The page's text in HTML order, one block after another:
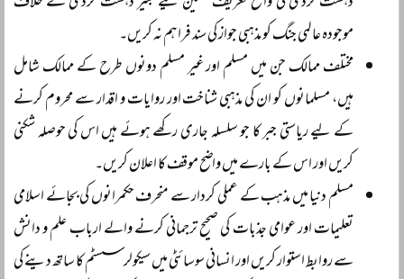
موجودہ عالمی جنگ کو مذہبی جواز کی سند فراہم نہ کریں۔
مختلف ممالک جن میں مسلم اور غیر مسلم دونوں طرح کے ممالک شامل
ہیں، مسلمانوں کو ان کی مذہبی شناخت اور روایات و اقدار سے محروم کرنے
کے لیے ریاستی جبر کا جو سلسلہ جاری رکھے ہوئے ہیں اس کی حوصلہ شکنی
کریں اور اس کے بارے میں واضح موقف کا اعلان کریں۔
مسلم دنیا میں مذہب کے عملی کردار سے منحرف حکمرانوں کی بجائے اسلامی
تعلیمات اور عوامی جذبات کی صحیح ترجمانی کرنے والے ارباب علم و دانش
سے روابط استوار کریں اور انسانی سوسائٹی میں سیکولر سسٹم کا ساتھ دینے کی